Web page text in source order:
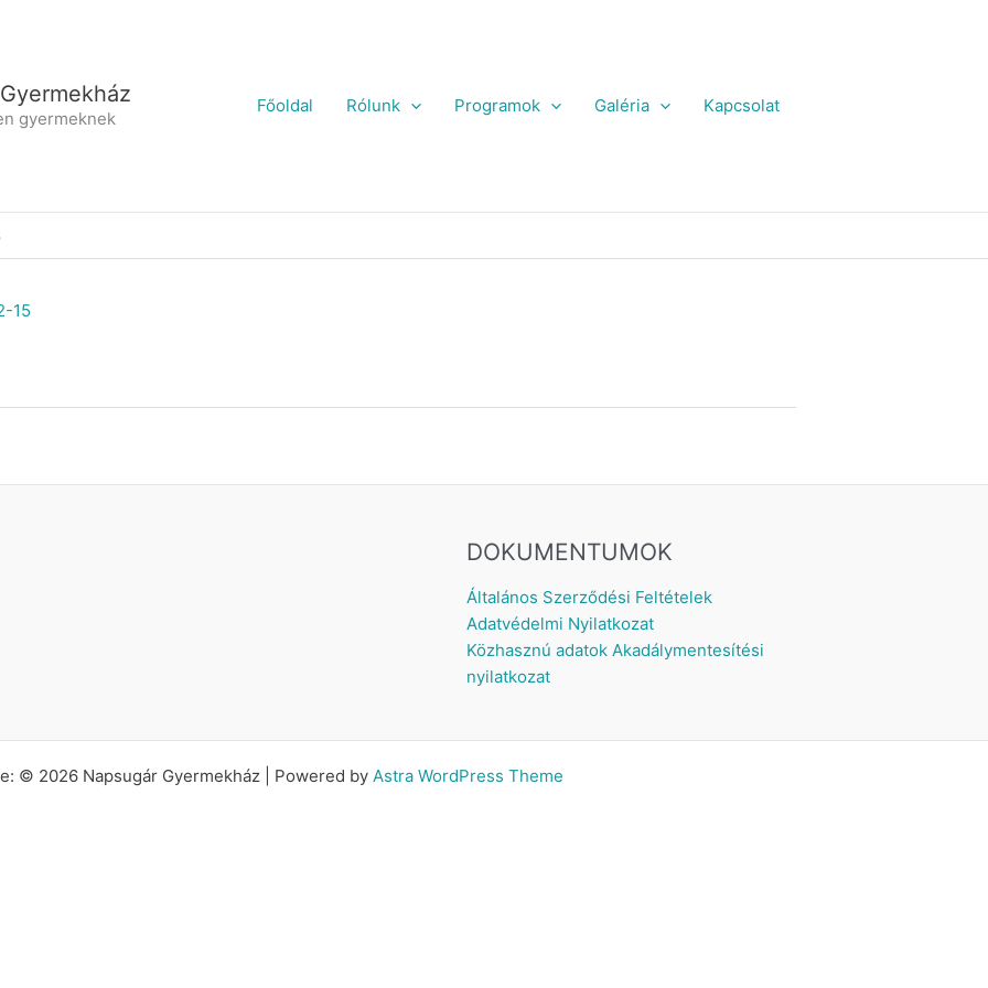
gyermeknek
Főoldal Rólunk Programok Galéria Kapcsolat
15
DOKUMENTUMOK
Általános Szerződési Feltételek
Adatvédelmi Nyilatkozat
Közhasznú adatok Akadálymentesítési
nyilatkozat
© 2026 Napsugár Gyermekház | Powered by Astra WordPress Theme